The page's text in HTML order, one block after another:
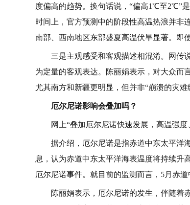
度偏高的趋势。换句话说，“偏高1℃至2℃”
时间上，官方预测中的阶段性高温热浪并非
南部、西南地区东部盛夏高温伏旱显著。即
三是主观感受和客观描述相混淆。网传
为定量的客观表达。陈丽娟表示，对大众而
尤其南方和新疆更明显，但并非“崩溃的灾难
厄尔尼诺影响会叠加吗？
网上“叠加厄尔尼诺快速发展，高温强
据介绍，厄尔尼诺是指赤道中东太平洋
息，认为赤道中东太平洋海表温度将持续升
厄尔尼诺事件。就目前的监测而言，5月赤
陈丽娟表示，厄尔尼诺的发生，伴随着